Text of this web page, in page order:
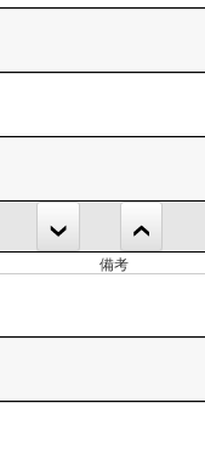
備考